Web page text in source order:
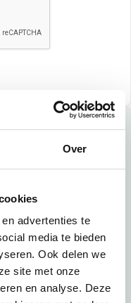
Over
advertenties te
media te bieden
Ook delen we
site met onze
en analyse. Deze
geef de volgende